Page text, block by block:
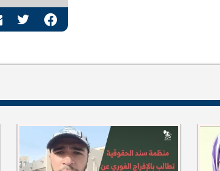
فيسبوك تويتر